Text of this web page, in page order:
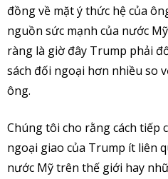
đồng về mặt ý thức hệ của
nguồn sức mạnh của nước
ràng là giờ đây Trump phải
sách đối ngoại hơn nhiều so
ông.
Chúng tôi cho rằng cách tiếp
ngoại giao của Trump ít liên
nước Mỹ trên thế giới hay